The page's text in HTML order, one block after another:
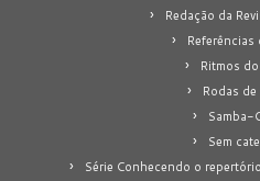
Redação da
Referências
Ritmos
Rodas
Samba-
Sem
Série Conhecendo o